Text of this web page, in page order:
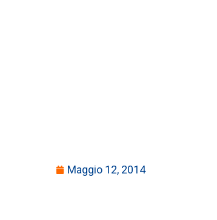
Maggio 12, 2014